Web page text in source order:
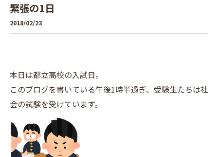
緊張の1日
2018/02/23
本日は都立高校の入試日。
このブログを書いている午後1時半過ぎ、受験生たちは社
会の試験を受けています。